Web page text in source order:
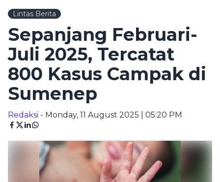
Lintas Berita
Sepanjang Februari-
Juli 2025, Tercatat
800 Kasus Campak di
Sumenep
Redaksi - Monday, 11 August 2025 | 05:20 PM